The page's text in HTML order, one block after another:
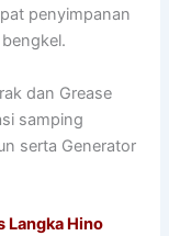
penyimpanan
dan Grease
samping
serta Generator
Langka Hino